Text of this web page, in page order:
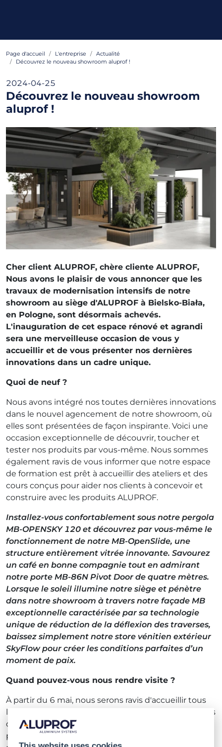
Page d'accueil L'entreprise
Actualité
Découvrez le nouveau showroom aluprof !
2024-04-25
Découvrez le nouveau showroom
aluprof !
Cher client ALUPROF, chère cliente ALUPROF,
Nous avons le plaisir de vous annoncer que les
travaux de modernisation intensifs de notre
showroom au siège d'ALUPROF à Bielsko-Biała,
en Pologne, sont désormais achevés.
L'inauguration de cet espace rénové et agrandi
sera une merveilleuse occasion de vous y
accueillir et de vous présenter nos dernières
innovations dans un cadre unique.
Quoi de neuf ?
Nous avons intégré nos toutes dernières innovations
dans le nouvel agencement de notre showroom, où
elles sont présentées de façon inspirante. Voici une
occasion exceptionnelle de découvrir, toucher et
tester nos produits par vous-même. Nous sommes
également ravis de vous informer que notre espace
de formation est prêt à accueillir des ateliers et des
cours conçus pour aider nos clients à concevoir et
construire avec les produits ALUPROF.
Installez-vous confortablement sous notre pergola
MB-OPENSKY 120 et découvrez par vous-même le
fonctionnement de notre MB-OpenSlide, une
structure entièrement vitrée innovante. Savourez
un café en bonne compagnie tout en admirant
notre porte MB-86N Pivot Door de quatre mètres.
Lorsque le soleil illumine notre siège et pénètre
dans notre showroom à travers notre façade MB
exceptionnelle caractérisée par sa technologie
unique de réduction de la déflexion des traverses,
baissez simplement notre store vénitien extérieur
SkyFlow pour créer les conditions parfaites d’un
moment de paix.
Quand pouvez-vous nous rendre visite ?
À partir du 6 mai, nous serons ravis d'accueillir tous
les visiteurs dans notre espace dédié, que ce soit nos
clients habituels, des architectes, de nouveaux
partenaires commerciaux ou des particuliers à la